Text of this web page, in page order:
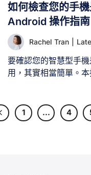
無需落地即刻連網，
機門市多方比較選購
機場後，可透過以下
如何檢查您的手
Android 操作指南
Rachel Tran
要確認您的智慧型手
用，其實相當簡單。
方式是插入其他電信
能撥打電話、發送簡
1 … 4